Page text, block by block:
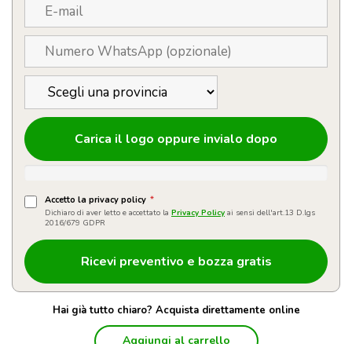
Carica il logo oppure invialo dopo
Accetto la privacy policy *
Dichiaro di aver letto e accettato la Privacy Policy ai sensi dell'art.13 D.lgs
2016/679 GDPR
Hai già tutto chiaro? Acquista direttamente online
Aggiungi al carrello